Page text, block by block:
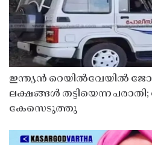
ഇന്ത്യൻ റെയിൽവേയിൽ
ലക്ഷങ്ങൾ തട്ടിയെന്ന
കേസെടുത്തു